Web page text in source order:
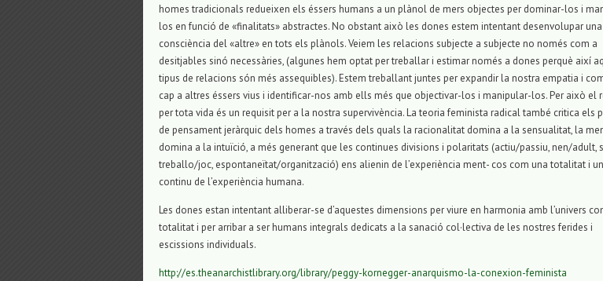
homes tradicionals redueixen els éssers humans a un plànol de mers objectes per dominar-los i
los en funció de «finalitats» abstractes. No obstant això les dones estem intentant desenvolupar una
consciència del «altre» en tots els plànols. Veiem les relacions subjecte a subjecte no només com a
desitjables sinó necessàries, (algunes hem optat per treballar i estimar només a dones perquè així
tipus de relacions són més assequibles). Estem treballant juntes per expandir la nostra empatia i
cap a altres éssers vius i identificar-nos amb ells més que objectivar-los i manipular-los. Per això el
per tota vida és un requisit per a la nostra supervivència. La teoria feminista radical també critica els
de pensament jeràrquic dels homes a través dels quals la racionalitat domina a la sensualitat, la
domina a la intuïció, a més generant que les continues divisions i polaritats (actiu/passiu, nen/adult,
treballo/joc, espontaneïtat/organització) ens alienin de l’experiència ment- cos com una totalitat i un
continu de l’experiència humana.
Les dones estan intentant alliberar-se d’aquestes dimensions per viure en harmonia amb l’univers
totalitat i per arribar a ser humans integrals dedicats a la sanació col·lectiva de les nostres ferides i
escissions individuals.
http://es.theanarchistlibrary.org/library/peggy-kornegger-anarquismo-la-conexion-feminista